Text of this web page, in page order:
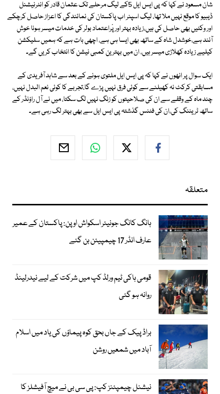
شان مسعود نے کہا کہ پی ایس ایل 5کے لیگ مرحلے تک عثمان قادر کو انٹرنیشنل
ڈیبیو کا موقع نہیں ملا تھا، لیگ اسپنر اب پاکستان کی نمائندگی کا اعزاز حاصل کرچکے
اور وکٹیں بھی حاصل کی ہیں،زیادہ بہتر اور پْراعتماد بولر کی خدمات میسر ہونا خوش
آئند ہے،خوشدل شاہ کے ساتھ بھی ایسا ہی ہے، اچھی بات ہے کہ ہمیں سلیکشن
کیلیے زیادہ کھلاڑی میسر ہیں، ان میں بہترین کمبی نیشن کا انتخاب کریں گے۔
ایک سوال پر انھوں نے کہا کہ پی ایس ایل ملتوی ہونے کے بعد سے شاہد آفریدی کے
مسابقتی کرکٹ نہ کھیلنے سے کوئی فرق نہیں پڑے گا،تجربے کا کوئی نعم البدل نہیں،
چند ماہ کے وقفے سے ان کی صلاحیتوں کو زنگ نہیں لگ سکتا، میں نے آل راؤنڈر کے
ساتھ ٹریننگ کی،ان کی فٹنس گذشتہ پی ایس ایل سے بھی بہتر لگ رہی ہے۔
متعلقہ
ہانگ کانگ جونیئر اسکواش اوپن: پاکستان کے عمیر
عارف انڈر 17 چیمپیئن بن گئے
قومی ہاکی ٹیم ورلڈ کپ میں شرکت کے لیے نیدرلینڈ
روانہ ہو گئی
براڈ پیک کے جاں بحق کوہ پیماؤں کی یاد میں اسلام
آباد میں شمعیں روشن
نیشنل چیمپئنز کپ: پی سی بی نے میچ آفیشلز کا